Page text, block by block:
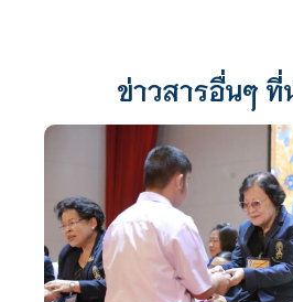
ข่าวสารอื่นๆ ที่